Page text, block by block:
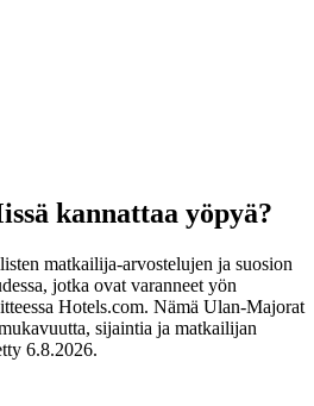
kannattaa yöpyä?
matkailija-arvostelujen ja suosion
jotka ovat varanneet yön
Hotels.com. Nämä Ulan-Majorat
sijaintia ja matkailijan
6.8.2026.